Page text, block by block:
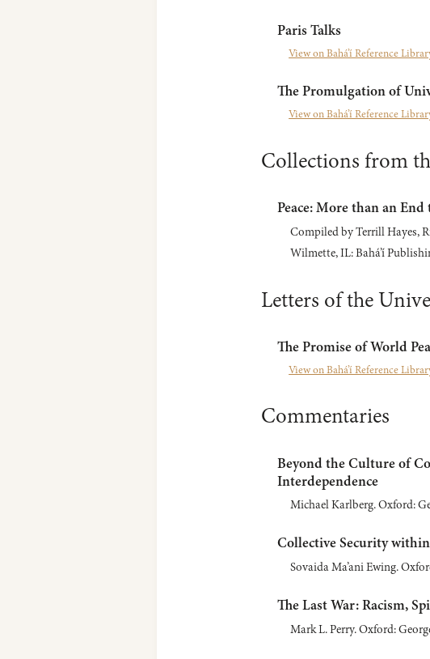
Paris Talks
View on Bahá’í Reference
The Promulgation of
View on Bahá’í Reference
Collections from
Peace: More than an End
Compiled by Terrill Hayes,
Wilmette, IL: Bahá’í
Letters of the
The Promise of World
View on Bahá’í Reference
Commentaries
Beyond the Culture of
Interdependence
Michael Karlberg. Oxford:
Collective Security within
Sovaida Ma’ani Ewing.
The Last War: Racism,
Mark L. Perry. Oxford: